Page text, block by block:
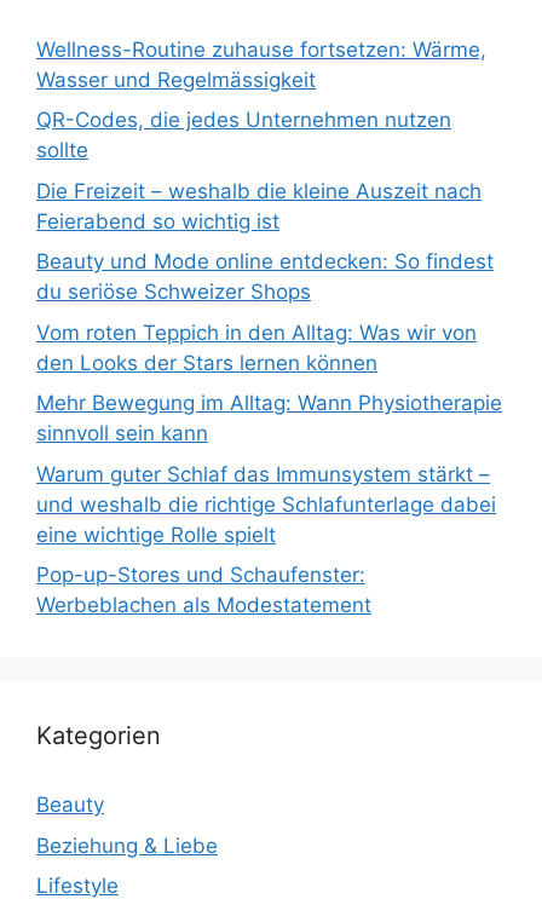
Wellness-Routine zuhause fortsetzen: Wärme,
Wasser und Regelmässigkeit
QR-Codes, die jedes Unternehmen nutzen
sollte
Die Freizeit – weshalb die kleine Auszeit nach
Feierabend so wichtig ist
Beauty und Mode online entdecken: So findest
du seriöse Schweizer Shops
Vom roten Teppich in den Alltag: Was wir von
den Looks der Stars lernen können
Mehr Bewegung im Alltag: Wann Physiotherapie
sinnvoll sein kann
Warum guter Schlaf das Immunsystem stärkt –
und weshalb die richtige Schlafunterlage dabei
eine wichtige Rolle spielt
Pop-up-Stores und Schaufenster:
Werbeblachen als Modestatement
Kategorien
Beauty
Beziehung & Liebe
Lifestyle